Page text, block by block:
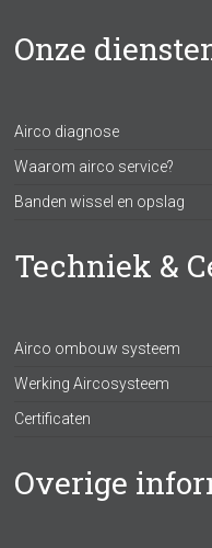
Onze
Airco diagnose
Waarom airco service?
Banden wissel en opslag
Techniek &
Airco ombouw systeem
Werking Aircosysteem
Certificaten
Overige